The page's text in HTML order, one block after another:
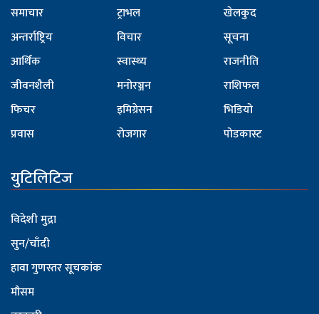
समाचार
अन्तर्राष्ट्रिय
आर्थिक
जीवनशैली
फिचर
प्रवास
ट्राभल
विचार
स्वास्थ्य
मनोरञ्जन
इमिग्रेसन
रोजगार
खेलकुद
सूचना
राजनीति
राशिफल
भिडियो
पोडकास्ट
युटिलिटिज
विदेशी मुद्रा
सुन/चाँदी
हावा गुणस्तर सूचकांक
मौसम